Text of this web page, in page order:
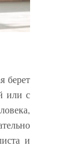
берет
или с
и